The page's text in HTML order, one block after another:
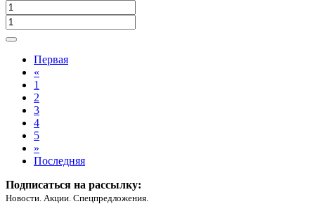
Первая
«
1
2
3
4
5
»
Последняя
Подписаться на рассылку:
Новости. Акции. Спецпредложения.